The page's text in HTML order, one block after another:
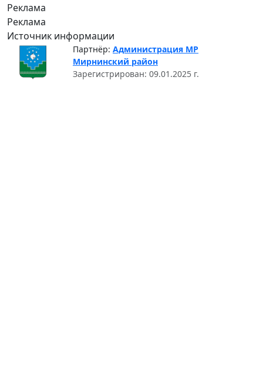
Реклама
Реклама
Источник информации
Партнёр: Администрация МР
Мирнинский район
Зарегистрирован: 09.01.2025 г.